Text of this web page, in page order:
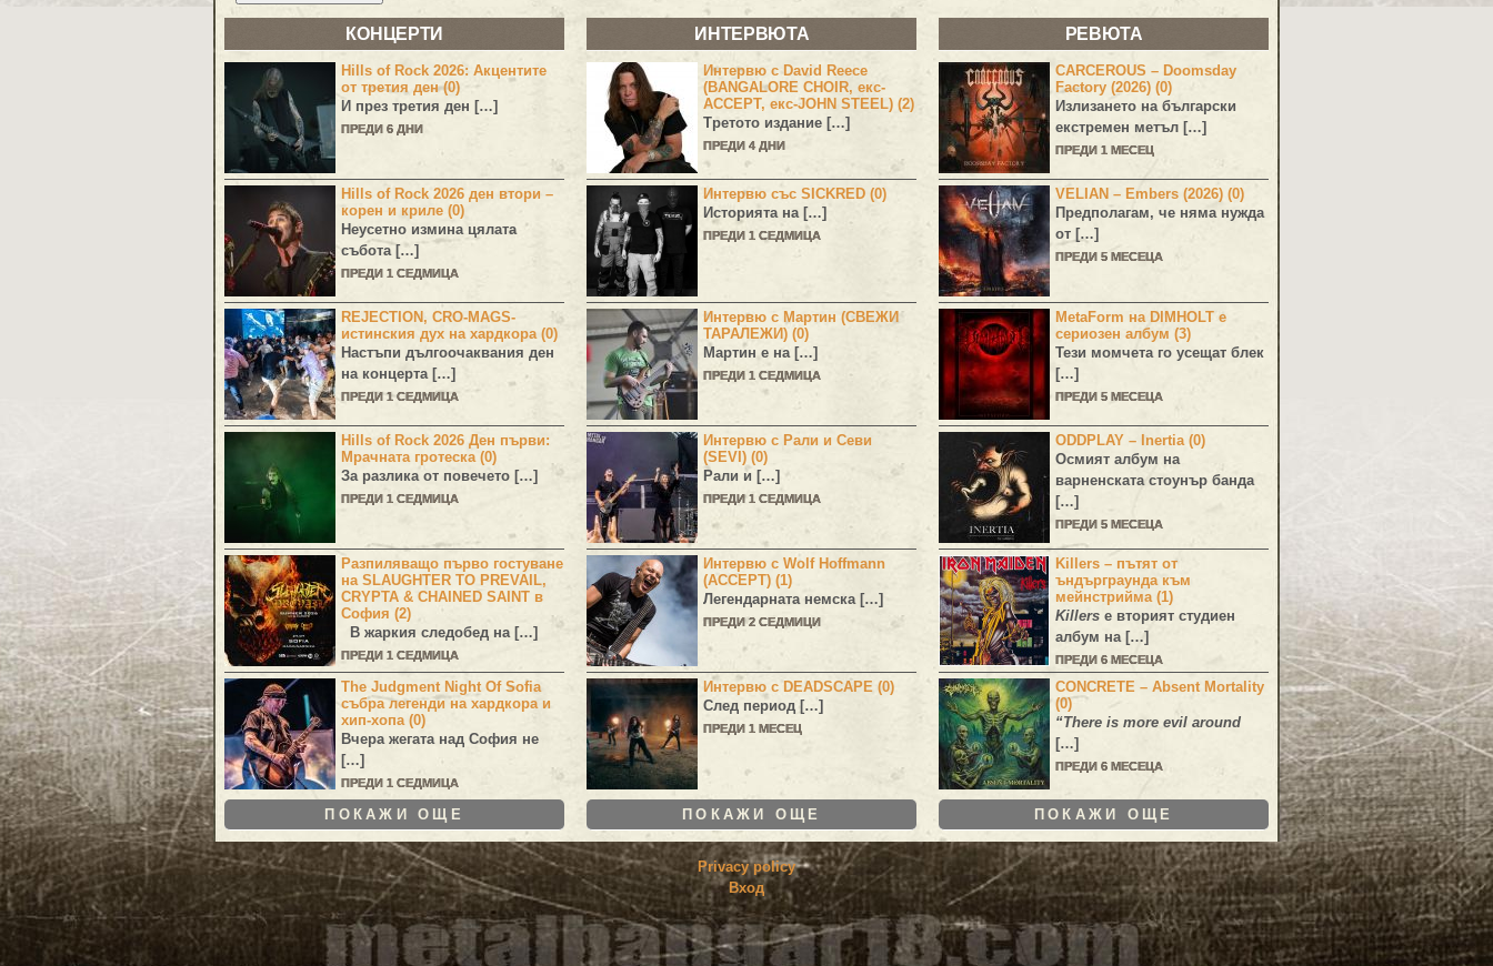
КОНЦЕРТИ
Hills of Rock 2026: Акцентите
от третия ден (0)
И през третия ден […]
ПРЕДИ 6 ДНИ
Hills of Rock 2026 ден втори –
корен и криле (0)
Неусетно измина цялата
събота […]
ПРЕДИ 1 СЕДМИЦА
REJECTION, CRO-MAGS-
истинския дух на хардкора (0)
Настъпи дългоочаквания ден
на концерта […]
ПРЕДИ 1 СЕДМИЦА
Hills of Rock 2026 Ден първи:
Мрачната гротеска (0)
За разлика от повечето […]
ПРЕДИ 1 СЕДМИЦА
Разпиляващо първо гостуване
на SLAUGHTER TO PREVAIL,
CRYPTA & CHAINED SAINT в
София (2)
В жаркия следобед на […]
ПРЕДИ 1 СЕДМИЦА
The Judgment Night Of Sofia
събра легенди на хардкора и
хип-хопа (0)
Вчера жегата над София не
[…]
ПРЕДИ 1 СЕДМИЦА
ПОКАЖИ ОЩЕ
ИНТЕРВЮТА
Интервю с David Reece
(BANGALORE CHOIR, екс-
ACCEPT, екс-JOHN STEEL) (2)
Третото издание […]
ПРЕДИ 4 ДНИ
Интервю със SICKRED (0)
Историята на […]
ПРЕДИ 1 СЕДМИЦА
Интервю с Мартин (СВЕЖИ
ТАРАЛЕЖИ) (0)
Мартин е на […]
ПРЕДИ 1 СЕДМИЦА
Интервю с Рали и Севи
(SEVI) (0)
Рали и […]
ПРЕДИ 1 СЕДМИЦА
Интервю с Wolf Hoffmann
(ACCEPT) (1)
Легендарната немска […]
ПРЕДИ 2 СЕДМИЦИ
Интервю с DEADSCAPE (0)
След период […]
ПРЕДИ 1 МЕСЕЦ
ПОКАЖИ ОЩЕ
РЕВЮТА
CARCEROUS – Doomsday
Factory (2026) (0)
Излизането на български
екстремен метъл […]
ПРЕДИ 1 МЕСЕЦ
VELIAN – Embers (2026) (0)
Предполагам, че няма нужда
от […]
ПРЕДИ 5 МЕСЕЦА
MetaForm на DIMHOLT е
сериозен албум (3)
Тези момчета го усещат блек
[…]
ПРЕДИ 5 МЕСЕЦА
ODDPLAY – Inertia (0)
Осмият албум на
варненската стоунър банда
[…]
ПРЕДИ 5 МЕСЕЦА
Killers – пътят от
ъндърграунда към
мейнстрийма (1)
Killers е вторият студиен
албум на […]
ПРЕДИ 6 МЕСЕЦА
CONCRETE – Absent Mortality
(0)
“There is more evil around
[…]
ПРЕДИ 6 МЕСЕЦА
ПОКАЖИ ОЩЕ
Privacy policy
Вход